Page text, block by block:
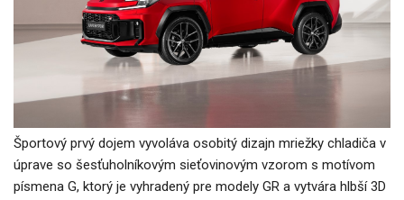
Športový prvý dojem vyvoláva osobitý dizajn mriežky chladiča v
úprave so šesťuholníkovým sieťovinovým vzorom s motívom
písmena G, ktorý je vyhradený pre modely GR a vytvára hlbší 3D